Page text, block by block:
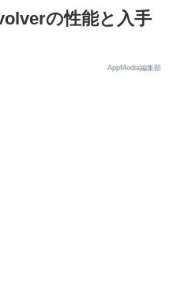
の性能と入手
AppMedia編集部